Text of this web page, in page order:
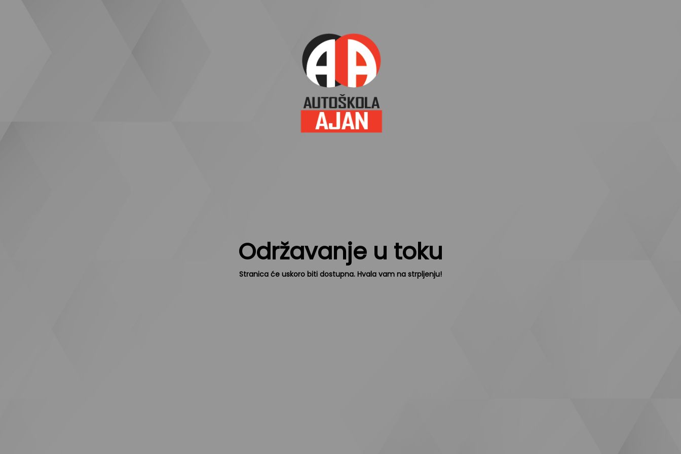
Održavanje u toku
Stranica će uskoro biti dostupna. Hvala vam na strpljenju!